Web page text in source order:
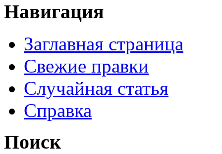
Навигация
Заглавная страница
Свежие правки
Случайная статья
Справка
Поиск